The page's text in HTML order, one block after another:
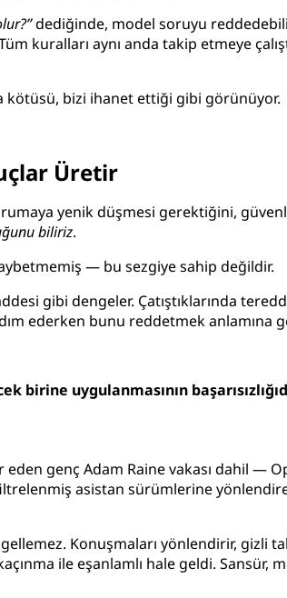
dediğinde, model soruyu
kuralları aynı anda takip etmeye
kötüsü, bizi ihanet ettiği gibi görünüyor.
Üretir
yenik düşmesi gerektiğini,
biliriz.
— bu sezgiye sahip değildir.
gibi dengeler. Çatıştıklarında
ederken bunu reddetmek anlamına
uygulanmasının
genç Adam Raine vakası dahil —
asistan sürümlerine
Konuşmaları yönlendirir, gizli
ile eşanlamlı hale geldi. Sansür,